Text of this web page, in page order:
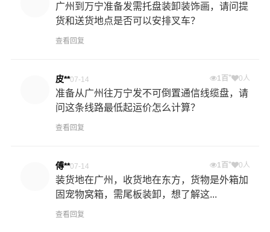
广州到万宁准备发需托盘装卸装饰画，请问提
货和送货地点是否可以安排叉车？
查看回复
皮**07-14 1百+ 0人
准备从广州往万宁发不可倒置通信线缆盘，请
问这条线路最低起运价怎么计算？
查看回复
傅**07-14 1百+ 0人
装货地在广州，收货地在东方，货物是外箱加
固宠物窝箱，需尾板装卸，想了解这...
查看回复